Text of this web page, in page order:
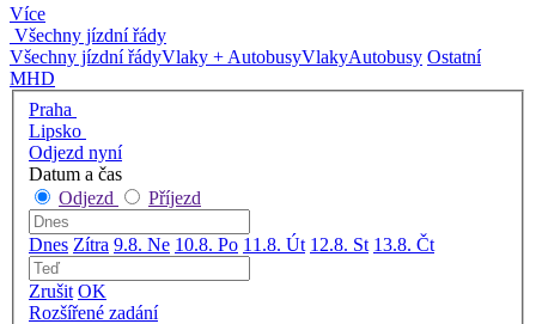
Více
Všechny jízdní řády
Všechny jízdní řádyVlaky + AutobusyVlakyAutobusy Ostatní
MHD
Praha
Lipsko
Odjezd nyní
Datum a čas
Odjezd
Příjezd
Dnes Zítra 9.8. Ne 10.8. Po 11.8. Út 12.8. St 13.8. Čt
Zrušit OK
Rozšířené zadání